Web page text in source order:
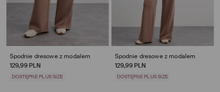
Spodnie dresowe z modalem
129,99 PLN
DOSTĘPNE PLUS SIZE
Spodnie dresowe z modalem
129,99 PLN
DOSTĘPNE PLUS SIZE